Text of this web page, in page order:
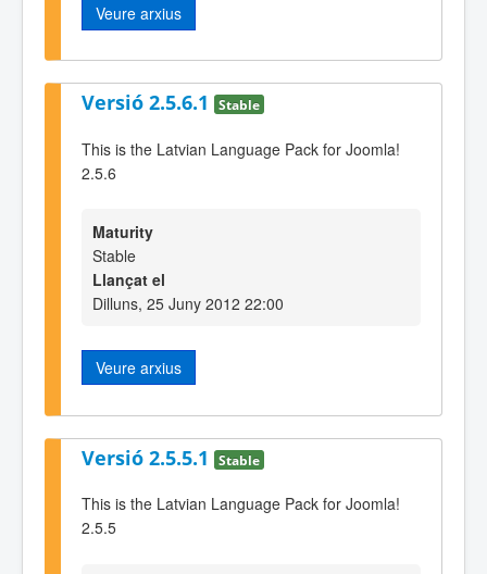
Veure arxius
Versió 2.5.6.1 Stable
This is the Latvian Language Pack for Joomla!
2.5.6
Maturity
Stable
Llançat el
Dilluns, 25 Juny 2012 22:00
Veure arxius
Versió 2.5.5.1 Stable
This is the Latvian Language Pack for Joomla!
2.5.5